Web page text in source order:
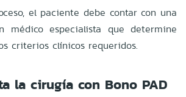
el paciente debe contar con una
médico especialista que determine
criterios clínicos requeridos.
la cirugía con Bono PAD